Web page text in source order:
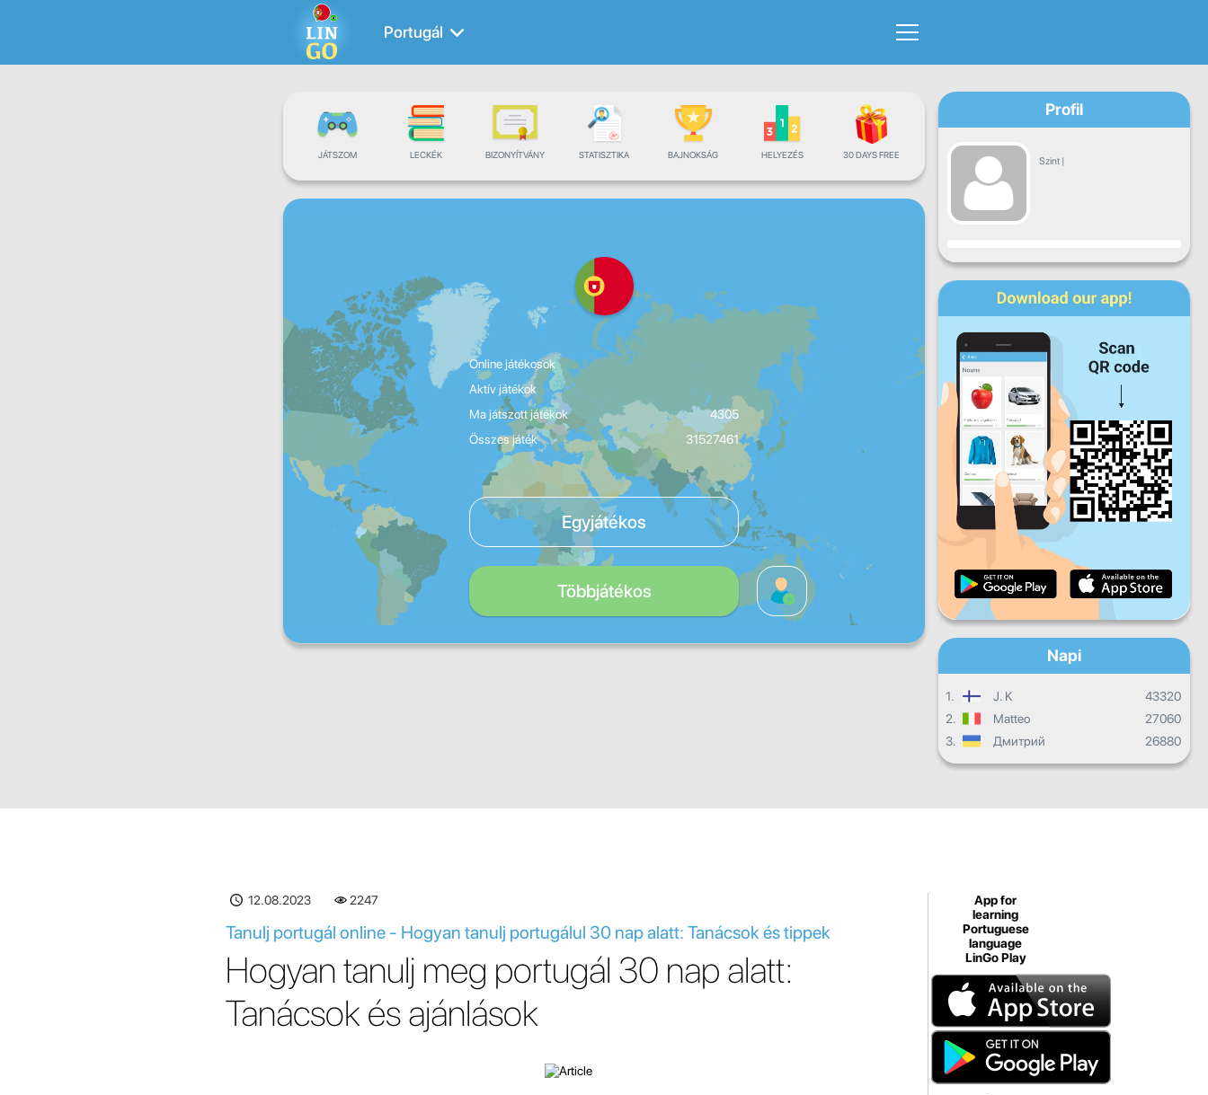
Portugál
JÁTSZOM LECKÉK BIZONYÍTVÁNY STATISZTIKA BAJNOKSÁG HELYEZÉS 30 DAYS FREE
Online játékosok
Aktív játékok
Ma játszott játékok
4305
Összes játék
31527461
Egyjátékos
Többjátékos
Profil
Szint |
Haladás
Sze Cs
Szo V
Napi haladás
Havi haladás
Összesített eredmény
Napi
1. J. K
43320
2.
Matteo
27060
3.
Дмитрий 26880
12.08.2023 2247
Tanulj portugál online - Hogyan tanulj portugálul 30 nap alatt: Tanácsok és tippek
Hogyan tanulj meg portugál 30 nap alatt:
Tanácsok és ajánlások
App for
learning
Portuguese
language
LinGo Play